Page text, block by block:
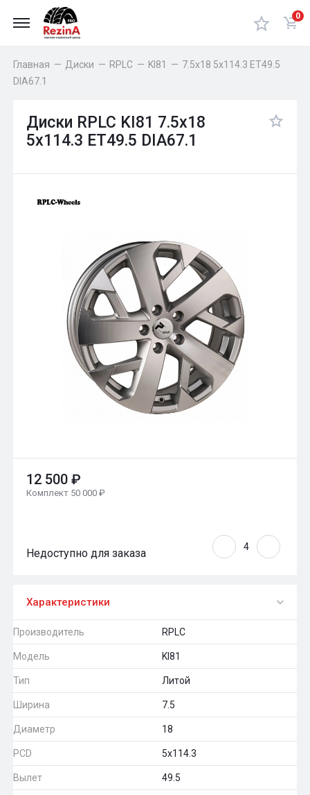
0
Главная — Диски — RPLC — KI81 — 7.5x18 5x114.3 ET49.5
DIA67.1
Диски RPLC KI81 7.5x18
5x114.3 ET49.5 DIA67.1
12 500 ₽
Комплект 50 000 ₽
Недоступно для заказа
Характеристики
Производитель RPLC
Модель KI81
Тип Литой
Ширина 7.5
Диаметр 18
PCD 5x114.3
Вылет 49.5